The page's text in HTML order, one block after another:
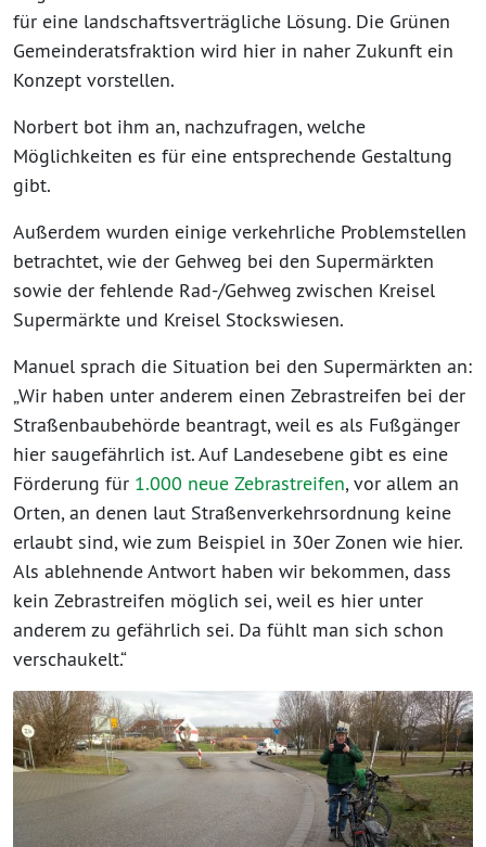
für eine landschaftsverträgliche Lösung. Die Grünen
Gemeinderatsfraktion wird hier in naher Zukunft ein
Konzept vorstellen.
Norbert bot ihm an, nachzufragen, welche
Möglichkeiten es für eine entsprechende Gestaltung
gibt.
Außerdem wurden einige verkehrliche Problemstellen
betrachtet, wie der Gehweg bei den Supermärkten
sowie der fehlende Rad-/Gehweg zwischen Kreisel
Supermärkte und Kreisel Stockswiesen.
Manuel sprach die Situation bei den Supermärkten an:
„Wir haben unter anderem einen Zebrastreifen bei der
Straßenbaubehörde beantragt, weil es als Fußgänger
hier saugefährlich ist. Auf Landesebene gibt es eine
Förderung für 1.000 neue Zebrastreifen, vor allem an
Orten, an denen laut Straßenverkehrsordnung keine
erlaubt sind, wie zum Beispiel in 30er Zonen wie hier.
Als ablehnende Antwort haben wir bekommen, dass
kein Zebrastreifen möglich sei, weil es hier unter
anderem zu gefährlich sei. Da fühlt man sich schon
verschaukelt.“